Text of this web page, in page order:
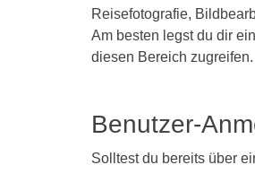
Reisefotografie,
Am besten legst du dir
diesen Bereich zugreifen.
Benutzer-
Solltest du bereits über